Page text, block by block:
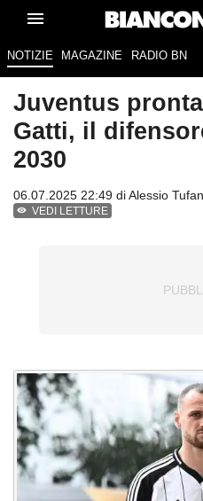
NOTIZIE MAGAZINE RADIO BN
Juventus
Gatti, il
2030
06.07.2025 22:49 diAlessio
VEDI LETTURE